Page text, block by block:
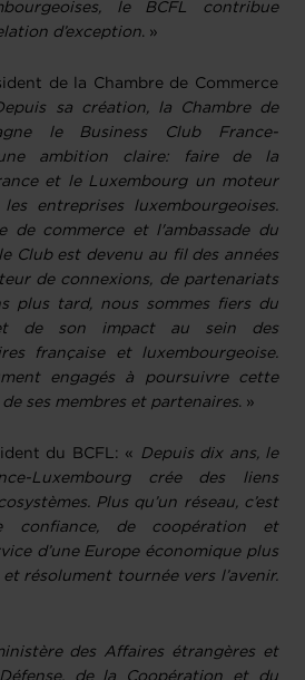
le BCFL contribue
d’exception. »
de la Chambre de Commerce
sa création, la Chambre de
le Business Club France-
ambition claire: faire de la
et le Luxembourg un moteur
entreprises luxembourgeoises.
de commerce et l'ambassade du
Club est devenu au fil des années
de connexions, de partenariats
plus tard, nous sommes fiers du
de son impact au sein des
française et luxembourgeoise.
engagés à poursuivre cette
ses membres et partenaires. »
du BCFL: «
Depuis dix ans, le
Luxembourg crée des liens
Plus qu’un réseau, c’est
confiance, de coopération et
d’une Europe économique plus
résolument tournée vers l’avenir.
des Affaires étrangères et
de la Coopération et du